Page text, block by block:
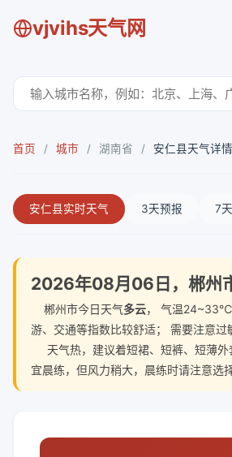
vjvihs天气网
首页 / 城市 / 湖南省 / 安仁县天气详情
安仁县实时天气 3天预报 7
2026年08月06日，郴州
郴州市今日天气多云， 气温24~33℃
游、交通等指数比较舒适； 需要注意过
天气热，建议着短裙、短裤、短薄外
宜晨练，但风力稍大，晨练时请注意选